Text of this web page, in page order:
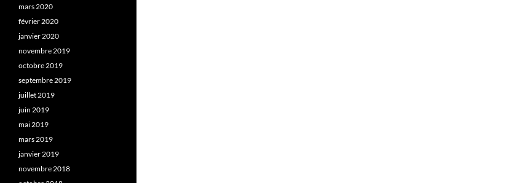
mars 2020
février 2020
janvier 2020
novembre 2019
octobre 2019
septembre 2019
juillet 2019
juin 2019
mai 2019
mars 2019
janvier 2019
novembre 2018